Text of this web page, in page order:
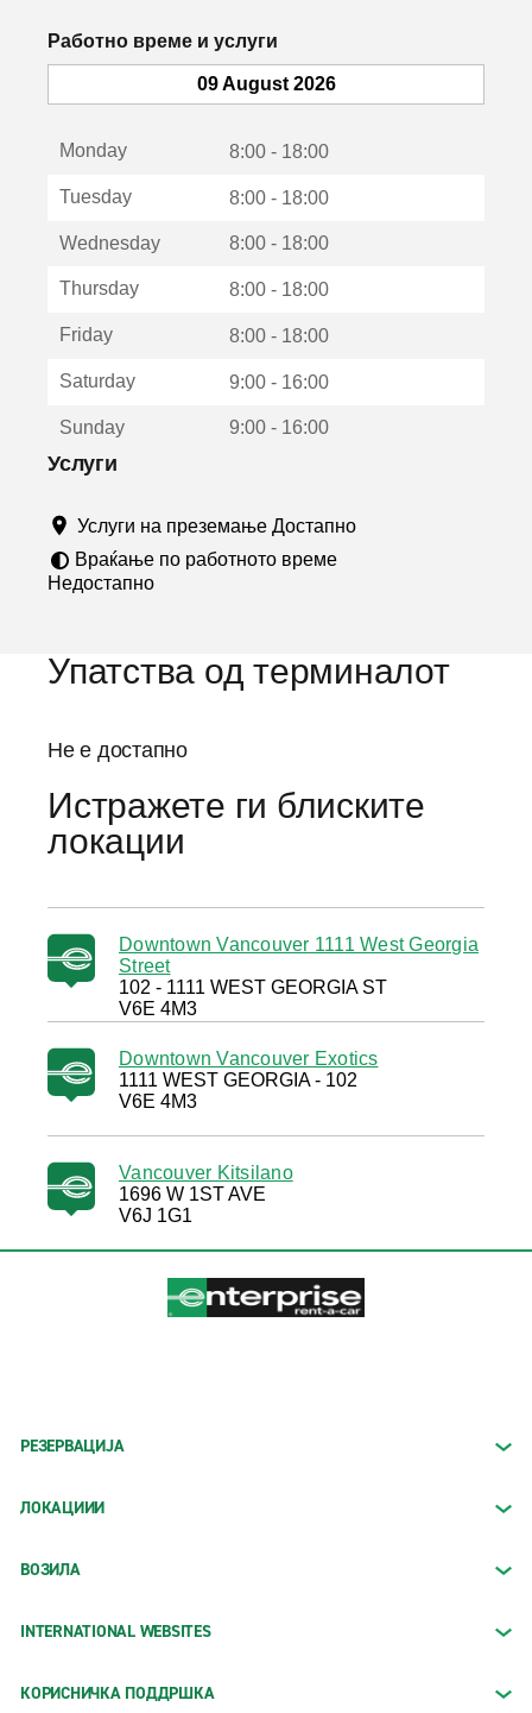
к
с
о
р
Работно време и услуги
09 August 2026
Monday 8:00 - 18:00
Tuesday 8:00 - 18:00
Wednesday 8:00 - 18:00
Thursday 8:00 - 18:00
Friday 8:00 - 18:00
Saturday 9:00 - 16:00
Sunday 9:00 - 16:00
Услуги
Услуги на преземање Достапно
Враќање по работното време
Недостапно
Упатства од терминалот
Не е достапно
Истражете ги блиските
локации
Downtown Vancouver 1111 West Georgia
Street
102 - 1111 WEST GEORGIA ST
V6E 4M3
Downtown Vancouver Exotics
1111 WEST GEORGIA - 102
V6E 4M3
Vancouver Kitsilano
1696 W 1ST AVE
V6J 1G1
РЕЗЕРВАЦИЈА
ЛОКАЦИИИ
ВОЗИЛА
INTERNATIONAL WEBSITES
КОРИСНИЧКА ПОДДРШКА